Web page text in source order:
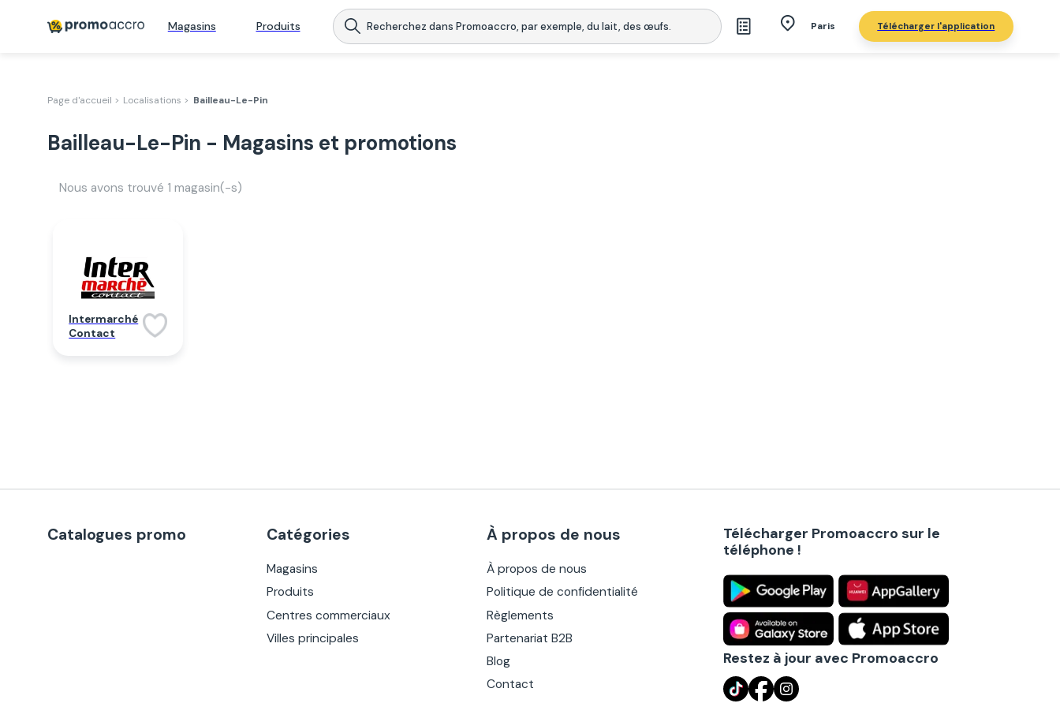
Magasins Produits Paris Télécharger l'application
Page d'accueil > Localisations > Bailleau-Le-Pin
Bailleau-Le-Pin - Magasins et promotions
Nous avons trouvé 1 magasin(-s)
Intermarché
Contact
Catalogues promo Catégories
Magasins
Produits
Centres commerciaux
Villes principales
À propos de nous
À propos de nous
Politique de confidentialité
Règlements
Partenariat B2B
Blog
Contact
Télécharger Promoaccro sur le
téléphone !
Restez à jour avec Promoaccro